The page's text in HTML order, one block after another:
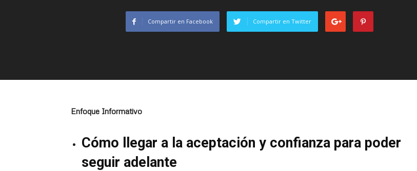
Compartir en Facebook Compartir en Twitter
Enfoque Informativo
Cómo llegar a la aceptación y confianza para poder
seguir adelante